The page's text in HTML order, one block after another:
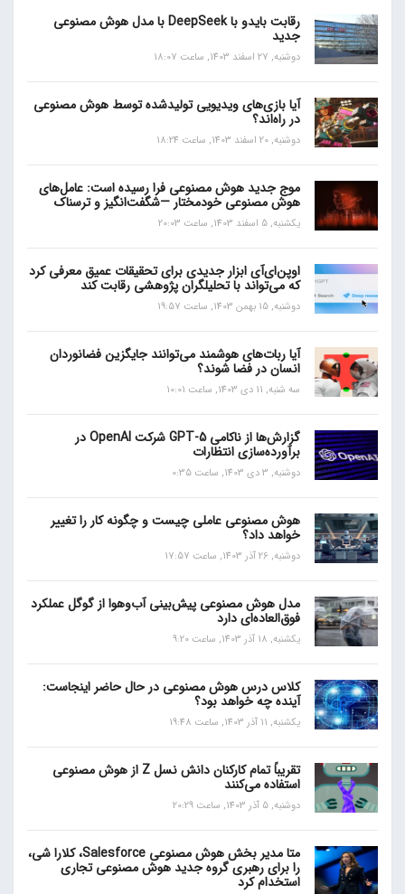
رقابت بایدو با DeepSeek با مدل هوش مصنوعی
جدید
دوشنبه, 27 اسفند 1403, ساعت 18:07
آیا بازی‌های ویدیویی تولیدشده توسط هوش مصنوعی
در راه‌اند؟
دوشنبه, 20 اسفند 1403, ساعت 18:24
موج جدید هوش مصنوعی فرا رسیده است: عامل‌های
هوش مصنوعی خودمختار —شگفت‌انگیز و ترسناک
یکشنبه, 5 اسفند 1403, ساعت 20:03
اوپن‌ای‌آی ابزار جدیدی برای تحقیقات عمیق معرفی کرد
که می‌تواند با تحلیلگران پژوهشی رقابت کند
دوشنبه, 15 بهمن 1403, ساعت 19:57
آیا ربات‌های هوشمند می‌توانند جایگزین فضانوردان
انسان در فضا شوند؟
سه شنبه, 11 دی 1403, ساعت 10:01
گزارش‌ها از ناکامی GPT-5 شرکت OpenAI در
برآورده‌سازی انتظارات
دوشنبه, 3 دی 1403, ساعت 0:35
هوش مصنوعی عاملی چیست و چگونه کار را تغییر
خواهد داد؟
دوشنبه, 26 آذر 1403, ساعت 17:57
مدل هوش مصنوعی پیش‌بینی آب‌و‌هوا از گوگل عملکرد
فوق‌العاده‌ای دارد
یکشنبه, 18 آذر 1403, ساعت 9:20
کلاس درس هوش مصنوعی در حال حاضر اینجاست:
آینده چه خواهد بود؟
یکشنبه, 11 آذر 1403, ساعت 19:48
تقریباً تمام کارکنان دانش نسل Z از هوش مصنوعی
استفاده می‌کنند
دوشنبه, 5 آذر 1403, ساعت 20:29
متا مدیر بخش هوش مصنوعی Salesforce، کلارا شی،
را برای رهبری گروه جدید هوش مصنوعی تجاری
استخدام کرد